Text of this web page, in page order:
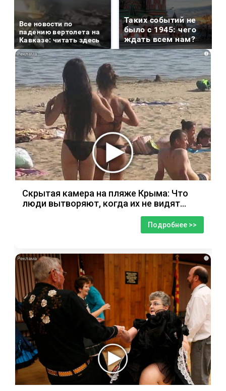
Все новости по
падению вертолета на
Кавказе: читать здесь
Таких событий не
было с 1945: чего
ждать всем нам?
i
Скрытая камера на пляже Крыма: Что
люди вытворяют, когда их не видят...
Подробнее >>
i